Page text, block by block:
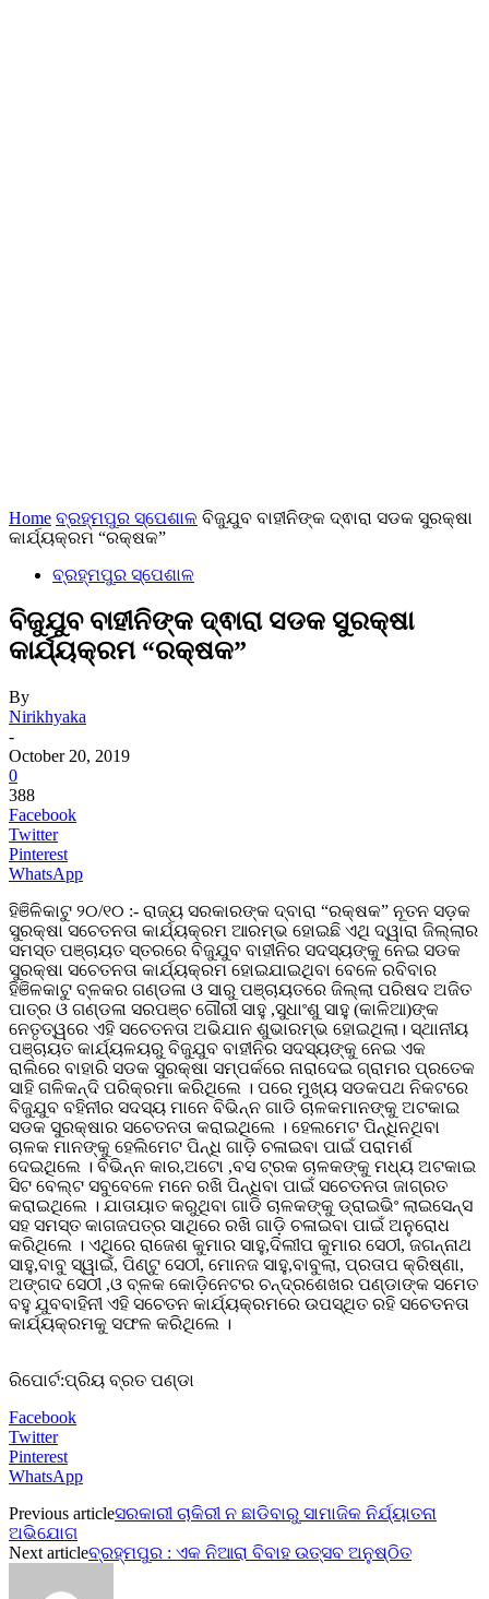
Home ବ୍ରହ୍ମପୁର ସ୍ପେଶାଳ ବିଜୁଯୁବ ବାହୀନିଙ୍କ ଦ୍ଵାରା ସଡକ ସୁରକ୍ଷା
କାର୍ଯ୍ୟକ୍ରମ “ରକ୍ଷକ”
ବ୍ରହ୍ମପୁର ସ୍ପେଶାଳ
ବିଜୁଯୁବ ବାହୀନିଙ୍କ ଦ୍ଵାରା ସଡକ ସୁରକ୍ଷା
କାର୍ଯ୍ୟକ୍ରମ “ରକ୍ଷକ”
By
Nirikhyaka
-
October 20, 2019
0
388
Facebook
Twitter
Pinterest
WhatsApp
ହିଞିଳିକାଟୁ ୨୦/୧୦ :- ରାଜ୍ୟ ସରକାରଙ୍କ ଦ୍ବାରା “ରକ୍ଷକ” ନୂତନ ସଡ଼କ
ସୁରକ୍ଷା ସଚେତନତା କାର୍ଯ୍ୟକ୍ରମ ଆରମ୍ଭ ହୋଇଛି ଏଥି ଦ୍ୱାରା ଜିଲ୍ଲାର
ସମସ୍ତ ପଞ୍ଚାୟତ ସ୍ତରରେ ବିଜୁଯୁବ ବାହୀନିର ସଦସ୍ୟଙ୍କୁ ନେଇ ସଡକ
ସୁରକ୍ଷା ସଚେତନତା କାର୍ଯ୍ୟକ୍ରମ ହୋଇଯାଇଥିବା ବେଳେ ରବିବାର
ହିଞିଳକାଟୁ ବ୍ଳକର ଗଣ୍ଡଳା ଓ ସାରୁ ପଞ୍ଚାୟତରେ ଜିଲ୍ଲା ପରିଷଦ ଅଜିତ
ପାତ୍ର ଓ ଗଣ୍ଡଳା ସରପଞ୍ଚ ଗୌରୀ ସାହୁ ,ସୁଧାଂଶୁ ସାହୁ (କାଳିଆ)ଙ୍କ
ନେତୃତ୍ୱରେ ଏହି ସଚେତନତା ଅଭିଯାନ ଶୁଭାରମ୍ଭ ହୋଇଥିଲା। ସ୍ଥାନୀୟ
ପଞ୍ଚାୟତ କାର୍ଯ୍ୟଳୟରୁ ବିଜୁଯୁବ ବାହୀନିର ସଦସ୍ୟଙ୍କୁ ନେଇ ଏକ
ରାଲିରେ ବାହାରି ସଡକ ସୁରକ୍ଷା ସମ୍ପର୍କରେ ନାରାଦେଇ ଗ୍ରାମର ପ୍ରତେକ
ସାହି ଗଳିକନ୍ଦି ପରିକ୍ରମା କରିଥିଲେ । ପରେ ମୁଖ୍ୟ ସଡକପଥ ନିକଟରେ
ବିଜୁଯୁବ ବହିନୀର ସଦସ୍ୟ ମାନେ ବିଭିନ୍ନ ଗାଡି ଚାଳକମାନଙ୍କୁ ଅଟକାଇ
ସଡକ ସୁରକ୍ଷାର ସଚେତନତା କରାଇଥିଲେ । ହେଲମେଟ ପିନ୍ଧିନଥିବା
ଚାଳକ ମାନଙ୍କୁ ହେଲିମେଟ ପିନ୍ଧି ଗାଡ଼ି ଚଳାଇବା ପାଇଁ ପରାମର୍ଶ
ଦେଇଥିଲେ । ବିଭିନ୍ନ କାର,ଅଟୋ ,ବସ ଟ୍ରକ ଚାଳକଙ୍କୁ ମଧ୍ୟ ଅଟକାଇ
ସିଟ ବେଲ୍ଟ ସବୁବେଳେ ମନେ ରଖି ପିନ୍ଧିବା ପାଇଁ ସଚେତନତା ଜାଗ୍ରତ
କରାଇଥିଲେ । ଯାତାୟାତ କରୁଥିବା ଗାଡି ଚାଳକଙ୍କୁ ଡ୍ରାଇଭିଂ ଲାଇସେନ୍ସ
ସହ ସମସ୍ତ କାଗଜପତ୍ର ସାଥିରେ ରଖି ଗାଡ଼ି ଚଳାଇବା ପାଇଁ ଅନୁରୋଧ
କରିଥିଲେ । ଏଥିରେ ରାଜେଶ କୁମାର ସାହୁ,ଦିଲୀପ କୁମାର ସେଠୀ, ଜଗନ୍ନାଥ
ସାହୁ,ବାବୁ ସ୍ୱାଇଁ, ପିଣ୍ଟୁ ସେଠୀ, ମୋନଜ ସାହୁ,ବାବୁଲା, ପ୍ରତାପ କ୍ରିଷ୍ଣା,
ଅଙ୍ଗଦ ସେଠୀ ,ଓ ବ୍ଳକ କୋଡ଼ିନେଟର ଚନ୍ଦ୍ରଶେଖର ପଣ୍ଡାଙ୍କ ସମେତ
ବହୁ ଯୁବବାହିନୀ ଏହି ସଚେତନ କାର୍ଯ୍ୟକ୍ରମରେ ଉପସ୍ଥିତ ରହି ସଚେତନତା
କାର୍ଯ୍ୟକ୍ରମକୁ ସଫଳ କରିଥିଲେ ।
ରିପୋର୍ଟ:ପ୍ରିୟ ବ୍ରତ ପଣ୍ଡା
Facebook
Twitter
Pinterest
WhatsApp
Previous articleସରକାରୀ ଚାକିରୀ ନ ଛାଡିବାରୁ ସାମାଜିକ ନିର୍ଯ୍ୟାତନା
ଅଭିଯୋଗ
Next articleବ୍ରହ୍ମପୁର : ଏକ ନିଆରା ବିବାହ ଉତ୍ସବ ଅନୁଷ୍ଠିତ